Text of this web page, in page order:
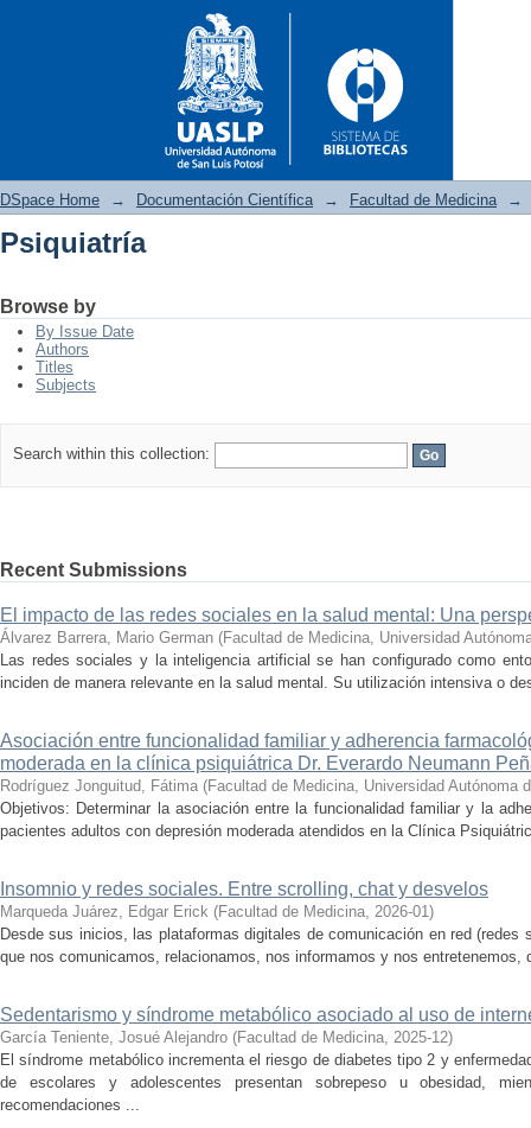
DSpace Home → Documentación Científica → Facultad de Medicina →
Psiquiatría
Browse by
By Issue Date
Authors
Titles
Subjects
Search within this collection:
Recent Submissions
El impacto de las redes sociales en la salud mental: Una
Álvarez Barrera, Mario German (Facultad de Medicina, Universidad
Las redes sociales y la inteligencia artificial se han configurado como
inciden de manera relevante en la salud mental. Su utilización intensiva o
Asociación entre funcionalidad familiar y adherencia
moderada en la clínica psiquiátrica Dr. Everardo Neumann
Rodríguez Jonguitud, Fátima (Facultad de Medicina, Universidad Autónoma
Objetivos: Determinar la asociación entre la funcionalidad familiar y la
pacientes adultos con depresión moderada atendidos en la Clínica
Insomnio y redes sociales. Entre scrolling, chat y desvelos
Marqueda Juárez, Edgar Erick (Facultad de Medicina, 2026-01)
Desde sus inicios, las plataformas digitales de comunicación en red (redes
que nos comunicamos, relacionamos, nos informamos y nos
Sedentarismo y síndrome metabólico asociado al uso de
García Teniente, Josué Alejandro (Facultad de Medicina, 2025-12)
El síndrome metabólico incrementa el riesgo de diabetes tipo 2 y
de escolares y adolescentes presentan sobrepeso u obesidad,
recomendaciones ...